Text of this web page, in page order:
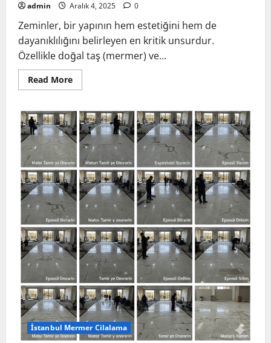
admin Aralık 4, 2025 0
Zeminler, bir yapının hem estetiğini hem de
dayanıklılığını belirleyen en kritik unsurdur.
Özellikle doğal taş (mermer) ve...
Read MoreRead
more
ve
Zemin
Bakımı,
Tamiri
ve
Tadilatı:
Zeminlerinizi
İlk
Günkü
Görünümüne
Döndürme
Rehberi
İstanbul Mermer Cilalama